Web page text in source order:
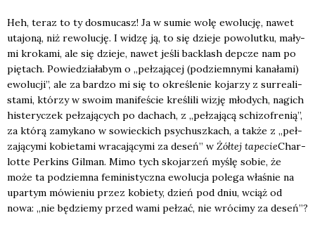
Heh, teraz to ty dosmu­casz! Ja w sumie wolę ewo­lu­cję, nawet
uta­jo­ną, niż rewo­lu­cję. I widzę ją, to się dzie­je powo­lut­ku, mały­
mi kro­ka­mi, ale się dzie­je, nawet jeśli bac­klash dep­cze nam po
pię­tach. Powie­dzia­ła­bym o „peł­za­ją­cej (pod­ziem­ny­mi kana­ła­mi)
ewo­lu­cji”, ale za bar­dzo mi się to okre­śle­nie koja­rzy z sur­re­ali­
sta­mi, któ­rzy w swo­im mani­fe­ście kre­śli­li wizję mło­dych, nagich
histe­ry­czek peł­za­ją­cych po dachach, z „peł­za­ją­cą schi­zo­fre­nią”,
za któ­rą zamy­ka­no w sowiec­kich psy­chusz­kach, a tak­że z „peł­
za­ją­cy­mi kobie­ta­mi wra­ca­ją­cy­mi za deseń” w Żół­tej tape­cieChar­
lot­te Per­kins Gil­man. Mimo tych sko­ja­rzeń myślę sobie, że
może ta pod­ziem­na femi­ni­stycz­na ewo­lu­cja pole­ga wła­śnie na
upar­tym mówie­niu przez kobie­ty, dzień pod dniu, wciąż od
nowa: „nie będzie­my przed wami peł­zać, nie wró­ci­my za deseń”?